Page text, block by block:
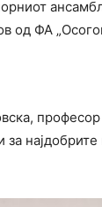
од ФА